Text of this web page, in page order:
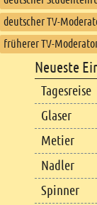
deutscher TV-
früherer TV-
Footer content
Neueste
Tagesreise
Glaser
Metier
Nadler
Spinner